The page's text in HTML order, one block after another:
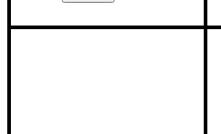
до +55°C